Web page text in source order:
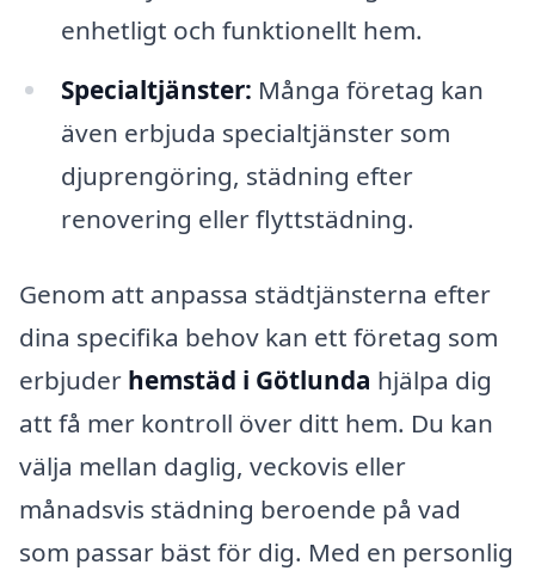
enhetligt och funktionellt hem.
Specialtjänster: Många företag kan
även erbjuda specialtjänster som
djuprengöring, städning efter
renovering eller flyttstädning.
Genom att anpassa städtjänsterna efter
dina specifika behov kan ett företag som
erbjuder hemstäd i Götlunda hjälpa dig
att få mer kontroll över ditt hem. Du kan
välja mellan daglig, veckovis eller
månadsvis städning beroende på vad
som passar bäst för dig. Med en personlig